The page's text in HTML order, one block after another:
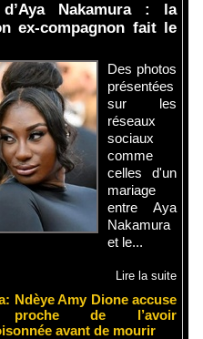
Nakamura : la
ex-compagnon fait le
Des photos
présentées
sur les
réseaux
sociaux
comme
celles d'un
mariage
entre Aya
Nakamura
et le...
Lire la suite
Ndèye Amy Dione accuse
de l’avoir
avant de mourir